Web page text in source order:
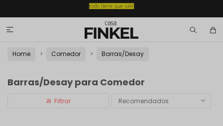

Home Comedor Barras/Desay
Barras/Desay para Comedor
Recomendados